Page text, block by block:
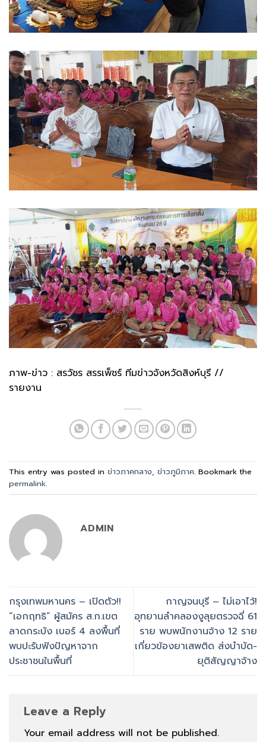
ภาพ-ข่าว : สรวัชร สรรเพ็ชร์ ทีมข่าวจังหวัดสิงห์บุรี //
รายงาน
This entry was posted in ข่าวภาคกลาง, ข่าวภูมิภาค. Bookmark the
permalink.
ADMIN
กรุงเทพมหานคร – ‎เปิดตัว!!
“เอกฤทธิ” ผู้สมัคร ส.ก.เขต
ลาดกระบัง เบอร์ 4 ลงพื้นที่
พบปะรับฟังปัญหาจาก
ประชาชนในพื้นที่ ‎
กาญจนบุรี – ไม่เอาไว้!
อุทยานลำคลองงูลุยตรวจฉี่ 61
ราย พบพนักงานจ้าง 12 ราย
เกี่ยวข้องยาเสพติด ส่งบำบัด-
ยุติสัญญาจ้าง
Leave a Reply
Your email address will not be published.